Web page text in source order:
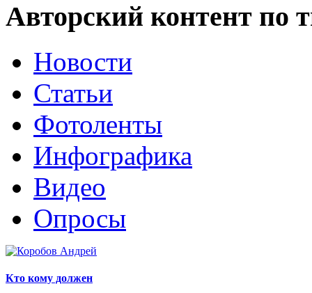
Авторский контент по
Новости
Статьи
Фотоленты
Инфографика
Видео
Опросы
Кто кому должен